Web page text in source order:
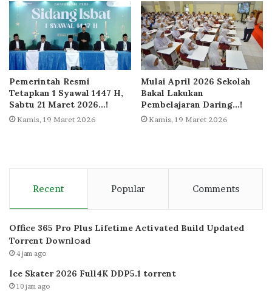
Pemerintah Resmi
Tetapkan 1 Syawal 1447 H,
Sabtu 21 Maret 2026…!
Kamis, 19 Maret 2026
Mulai April 2026 Sekolah
Bakal Lakukan
Pembelajaran Daring…!
Kamis, 19 Maret 2026
Recent Popular Comments
Office 365 Pro Plus Lifetime Activated Build Updated
Torrent Dow𝚗l𝚘аd
4 jam ago
Ice Skater 2026 Full4K DDP5.1 torrent
10 jam ago